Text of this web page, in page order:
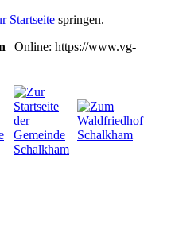
Startseite springen.
| Online: https://www.vg-